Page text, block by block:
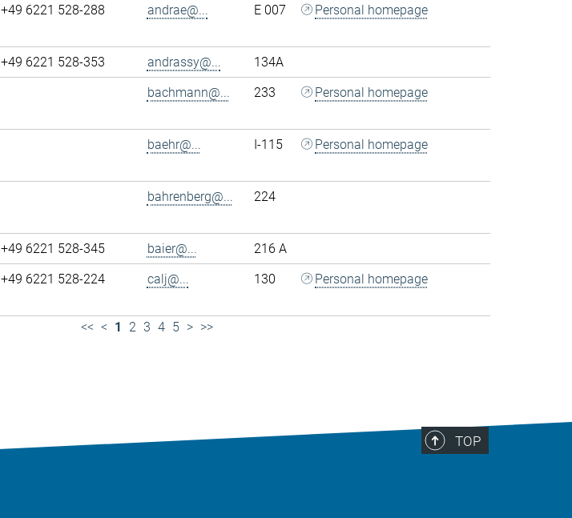
+49 6221 528-288 andrae@... E 007 Personal homepage
+49 6221 528-353 andrassy@...
134A
bachmann@... 233 Personal homepage
baehr@... I-115 Personal homepage
bahrenberg@... 224
+49 6221 528-345 baier@...
216 A
+49 6221 528-224 calj@... 130 Personal homepage
<< < 1 2 3 4 5 > >>
TOP